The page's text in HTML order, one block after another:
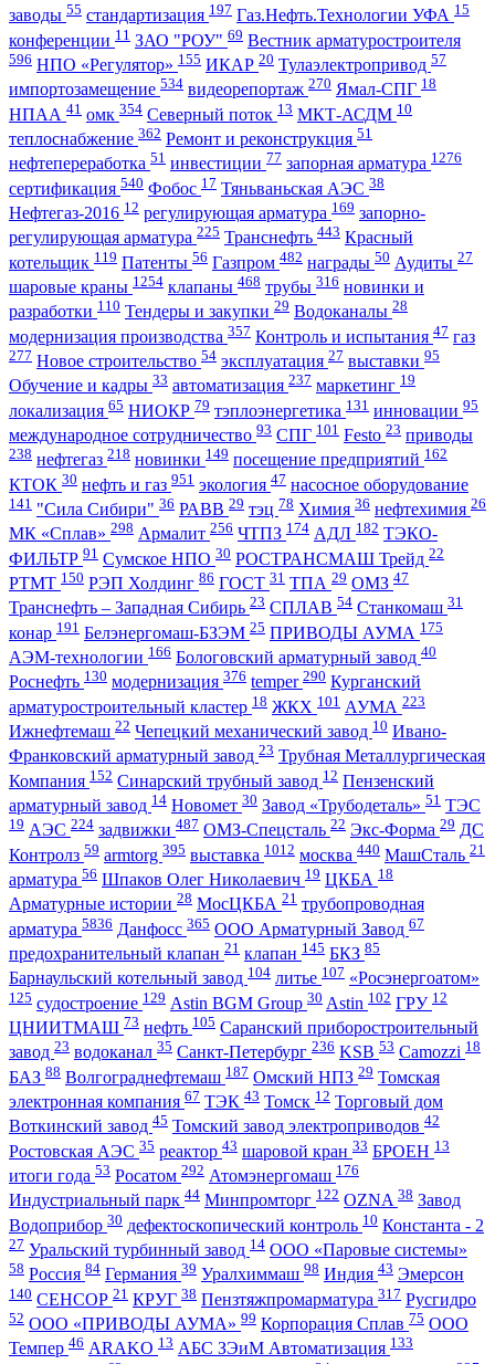
заводы 55 стандартизация 197 Газ.Нефть.Технологии УФА 15
конференции 11 ЗАО "РОУ" 69 Вестник арматуростроителя
596 НПО «Регулятор» 155 ИКАР 20 Тулаэлектропривод 57
импортозамещение 534 видеорепортаж 270 Ямал-СПГ 18
НПАА 41 омк 354 Северный поток 13 МКТ-АСДМ 10
теплоснабжение 362 Ремонт и реконструкция 51
нефтепереработка 51 инвестиции 77 запорная арматура 1276
сертификация 540 Фобос 17 Тяньваньская АЭС 38
Нефтегаз-2016 12 регулирующая арматура 169 запорно-
регулирующая арматура 225 Транснефть 443 Красный
котельщик 119 Патенты 56 Газпром 482 награды 50 Аудиты 27
шаровые краны 1254 клапаны 468 трубы 316 новинки и
разработки 110 Тендеры и закупки 29 Водоканалы 28
модернизация производства 357 Контроль и испытания 47 газ
277 Новое строительство 54 эксплуатация 27 выставки 95
Обучение и кадры 33 автоматизация 237 маркетинг 19
локализация 65 НИОКР 79 тэплоэнергетика 131 инновации 95
международное сотрудничество 93 СПГ 101 Festo 23 приводы
238 нефтегаз 218 новинки 149 посещение предприятий 162
КТОК 30 нефть и газ 951 экология 47 насосное оборудование
141 "Сила Сибири" 36 РАВВ 29 тэц 78 Химия 36 нефтехимия 26
МК «Сплав» 298 Армалит 256 ЧТПЗ 174 АДЛ 182 ТЭКО-
ФИЛЬТР 91 Сумское НПО 30 РОСТРАНСМАШ Трейд 22
РТМТ 150 РЭП Холдинг 86 ГОСТ 31 ТПА 29 ОМЗ 47
Транснефть – Западная Сибирь 23 СПЛАВ 54 Станкомаш 31
конар 191 Белэнергомаш-БЗЭМ 25 ПРИВОДЫ АУМА 175
АЭМ-технологии 166 Бологовский арматурный завод 40
Роснефть 130 модернизация 376 temper 290 Курганский
арматуростроительный кластер 18 ЖКХ 101 АУМА 223
Ижнефтемаш 22 Чепецкий механический завод 10 Ивано-
Франковский арматурный завод 23 Трубная Металлургическая
Компания 152 Синарский трубный завод 12 Пензенский
арматурный завод 14 Новомет 30 Завод «Трубодеталь» 51 ТЭС
19 АЭС 224 задвижки 487 ОМЗ-Спецсталь 22 Экс-Форма 29 ДС
Контролз 59 armtorg 395 выставка 1012 москва 440 МашСталь 21
арматура 56 Шпаков Олег Николаевич 19 ЦКБА 18
Арматурные истории 28 МосЦКБА 21 трубопроводная
арматура 5836 Данфосс 365 ООО Арматурный Завод 67
предохранительный клапан 21 клапан 145 БКЗ 85
Барнаульский котельный завод 104 литье 107 «Росэнергоатом»
125 судостроение 129 Astin BGM Group 30 Astin 102 ГРУ 12
ЦНИИТМАШ 73 нефть 105 Саранский приборостроительный
завод 23 водоканал 35 Санкт-Петербург 236 KSB 53 Camozzi 18
БАЗ 88 Волгограднефтемаш 187 Омский НПЗ 29 Томская
электронная компания 67 ТЭК 43 Томск 12 Торговый дом
Воткинский завод 45 Томский завод электроприводов 42
Ростовская АЭС 35 реактор 43 шаровой кран 33 БРОЕН 13
итоги года 53 Росатом 292 Атомэнергомаш 176
Индустриальный парк 44 Минпромторг 122 OZNA 38 Завод
Водоприбор 30 дефектоскопический контроль 10 Константа - 2
27 Уральский турбинный завод 14 ООО «Паровые системы»
58 Россия 84 Германия 39 Уралхиммаш 98 Индия 43 Эмерсон
140 СЕНСОР 21 КРУГ 38 Пензтяжпромарматура 317 Русгидро
52 ООО «ПРИВОДЫ АУМА» 99 Корпорация Сплав 75 ООО
Темпер 46 ARAKO 13 АБС ЗЭиМ Автоматизация 133